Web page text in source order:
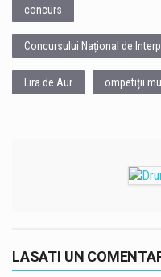
concurs
Concursului Național de
Lira de Aur ompetiții
LASATI UN